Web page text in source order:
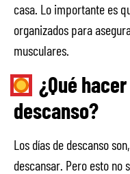
casa. Lo importante es
organizados para
musculares.
¿Qué
descanso?
Los días de descanso
descansar. Pero esto